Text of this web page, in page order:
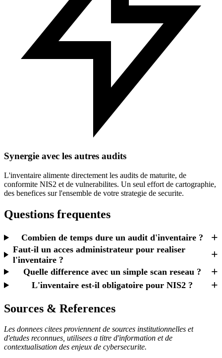
Synergie avec les autres audits
L'inventaire alimente directement les audits de maturite, de
conformite NIS2 et de vulnerabilites. Un seul effort de cartographie,
des benefices sur l'ensemble de votre strategie de securite.
Questions frequentes
Combien de temps dure un audit d'inventaire ? +
Faut-il un acces administrateur pour realiser
l'inventaire ?
+
Quelle difference avec un simple scan reseau ? +
L'inventaire est-il obligatoire pour NIS2 ?
+
Sources & References
Les donnees citees proviennent de sources institutionnelles et
d'etudes reconnues, utilisees a titre d'information et de
contextualisation des enjeux de cybersecurite.